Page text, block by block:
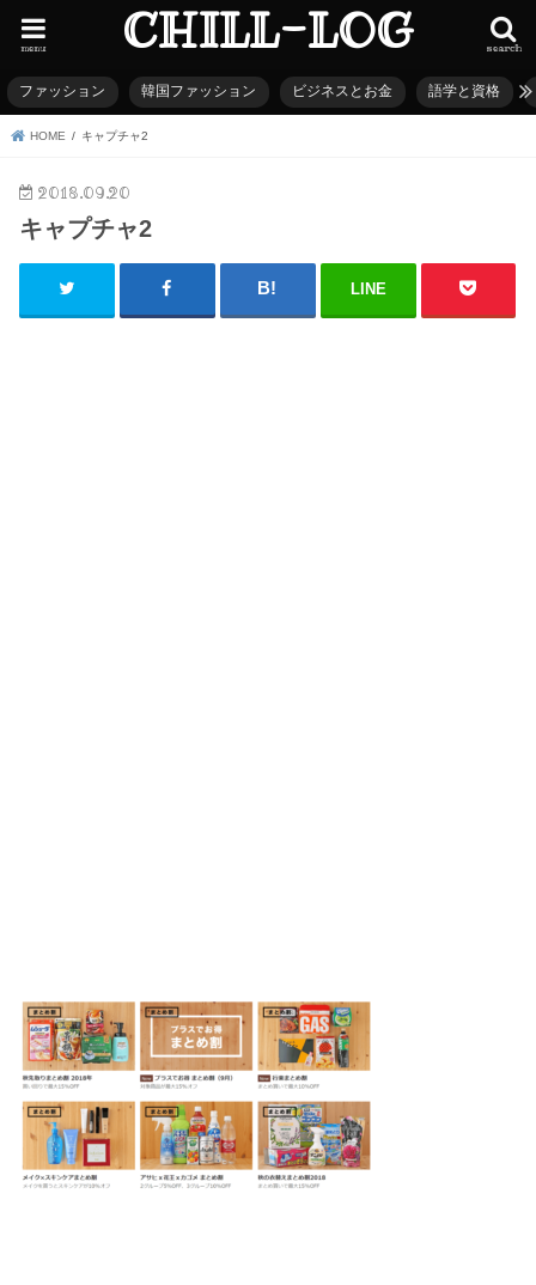
CHILL-LOG search
menu
ファッション 韓国ファッション ビジネスとお金 語学と資格
HOME キャプチャ2
2018.09.20
キャプチャ2
LINE